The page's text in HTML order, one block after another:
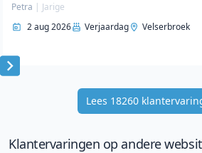
Petra | Jarige
2 aug 2026
Verjaardag Velserbroek
Item
Lees 18260
Klantervaringen op andere